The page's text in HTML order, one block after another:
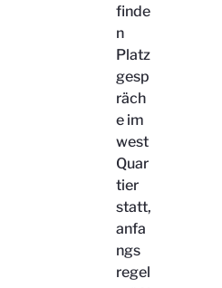
finde
n
Platz
gesp
räch
e im
west
Quar
tier
statt,
anfa
ngs
regel